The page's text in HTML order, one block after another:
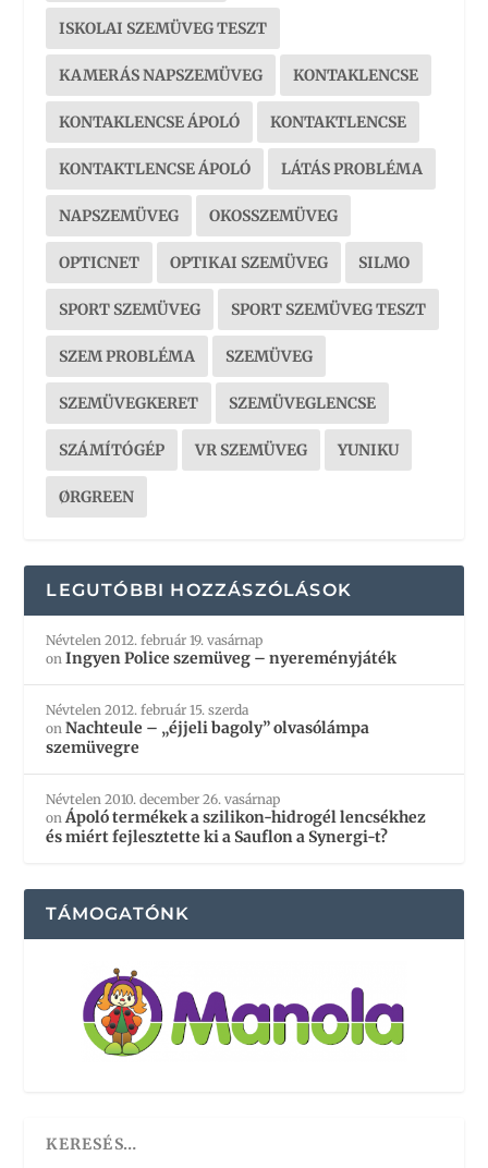
ISKOLAI SZEMÜVEG TESZT
KAMERÁS NAPSZEMÜVEG KONTAKLENCSE
KONTAKLENCSE ÁPOLÓ KONTAKTLENCSE
KONTAKTLENCSE ÁPOLÓ LÁTÁS PROBLÉMA
NAPSZEMÜVEG OKOSSZEMÜVEG
OPTICNET OPTIKAI SZEMÜVEG SILMO
SPORT SZEMÜVEG SPORT SZEMÜVEG TESZT
SZEM PROBLÉMA SZEMÜVEG
SZEMÜVEGKERET SZEMÜVEGLENCSE
SZÁMÍTÓGÉP VR SZEMÜVEG YUNIKU
ØRGREEN
LEGUTÓBBI HOZZÁSZÓLÁSOK
Névtelen 2012. február 19. vasárnap
onIngyen Police szemüveg – nyereményjáték
Névtelen 2012. február 15. szerda
onNachteule – „éjjeli bagoly” olvasólámpa
szemüvegre
Névtelen 2010. december 26. vasárnap
onÁpoló termékek a szilikon-hidrogél lencsékhez
és miért fejlesztette ki a Sauflon a Synergi-t?
TÁMOGATÓNK